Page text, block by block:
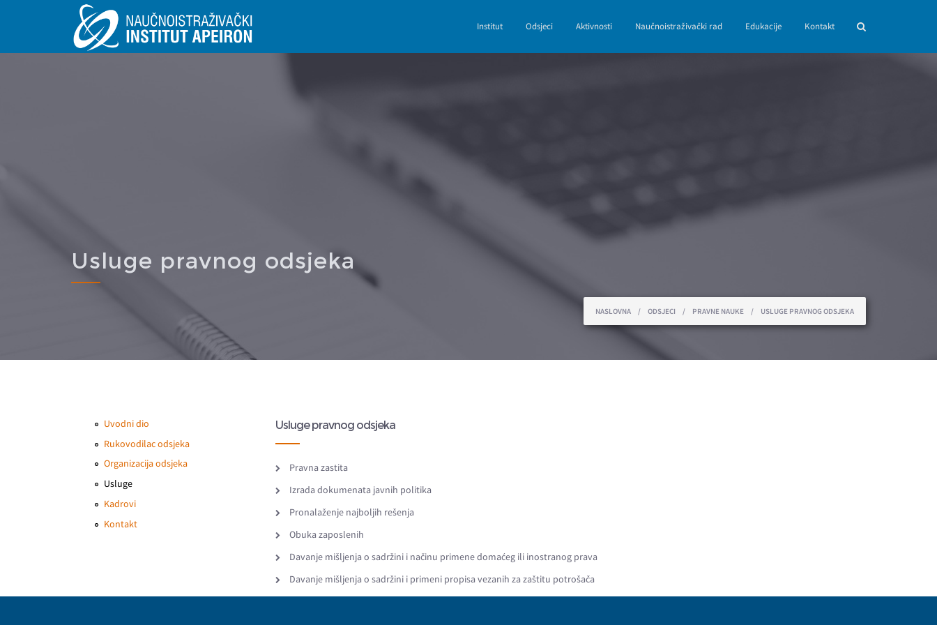
Skip to main content
Institut Odsjeci Aktivnosti Naučnoistraživački rad Edukacije Kontakt
Usluge pravnog odsjeka
You are here NASLOVNA / ODSJECI / PRAVNE NAUKE / USLUGE PRAVNOG ODSJEKA
Uvodni dio
Rukovodilac odsjeka
Organizacija odsjeka
Usluge
Kadrovi
Kontakt
Usluge pravnog odsjeka
Pravna zastita
Izrada dokumenata javnih politika
Pronalaženje najboljih rešenja
Obuka zaposlenih
Davanje mišljenja o sadržini i načinu primene domaćeg ili inostranog prava
Davanje mišljenja o sadržini i primeni propisa vezanih za zaštitu potrošača